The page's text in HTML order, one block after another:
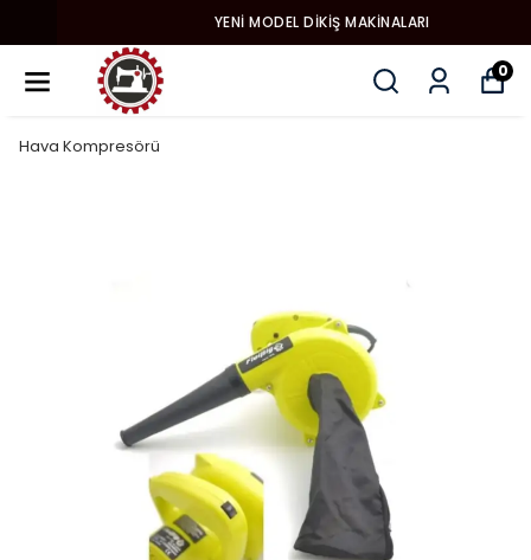
YENI MODEL DIKIŞ MAKINALARI
0
Hava Kompresörü